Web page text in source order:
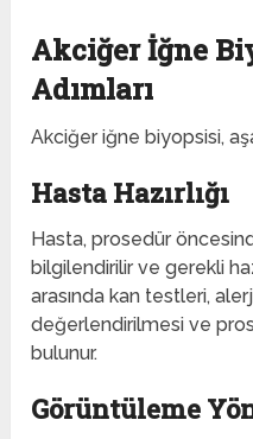
Akciğer İğne
Adımları
Akciğer iğne biyopsisi,
Hasta Hazırlığı
Hasta, prosedür
bilgilendirilir ve gerekli
arasında kan testleri,
değerlendirilmesi ve
bulunur.
Görüntüleme